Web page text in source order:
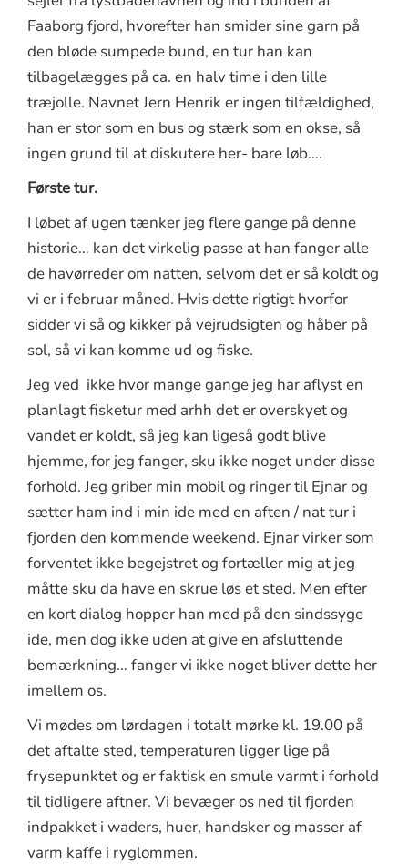
Faaborg fjord, hvorefter han smider sine garn på
den bløde sumpede bund, en tur han kan
tilbagelægges på ca. en halv time i den lille
træjolle. Navnet Jern Henrik er ingen tilfældighed,
han er stor som en bus og stærk som en okse, så
ingen grund til at diskutere her- bare løb….
Første tur.
I løbet af ugen tænker jeg flere gange på denne
historie… kan det virkelig passe at han fanger alle
de havørreder om natten, selvom det er så koldt og
vi er i februar måned. Hvis dette rigtigt hvorfor
sidder vi så og kikker på vejrudsigten og håber på
sol, så vi kan komme ud og fiske.
Jeg ved ikke hvor mange gange jeg har aflyst en
planlagt fisketur med arhh det er overskyet og
vandet er koldt, så jeg kan ligeså godt blive
hjemme, for jeg fanger, sku ikke noget under disse
forhold. Jeg griber min mobil og ringer til Ejnar og
sætter ham ind i min ide med en aften / nat tur i
fjorden den kommende weekend. Ejnar virker som
forventet ikke begejstret og fortæller mig at jeg
måtte sku da have en skrue løs et sted. Men efter
en kort dialog hopper han med på den sindssyge
ide, men dog ikke uden at give en afsluttende
bemærkning… fanger vi ikke noget bliver dette her
imellem os.
Vi mødes om lørdagen i totalt mørke kl. 19.00 på
det aftalte sted, temperaturen ligger lige på
frysepunktet og er faktisk en smule varmt i forhold
til tidligere aftner. Vi bevæger os ned til fjorden
indpakket i waders, huer, handsker og masser af
varm kaffe i ryglommen.